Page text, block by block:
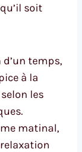
soit
temps,
à la
les
matinal,